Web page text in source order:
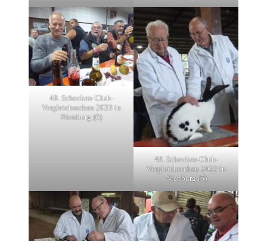
48. Schecken-Club-
Vergleichsschau 2023 in
Nienburg (6)
48. Schecken-Club-
Vergleichsschau 2023 in
Nienburg (5)